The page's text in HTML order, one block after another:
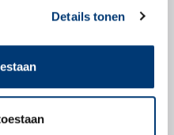
Details tonen